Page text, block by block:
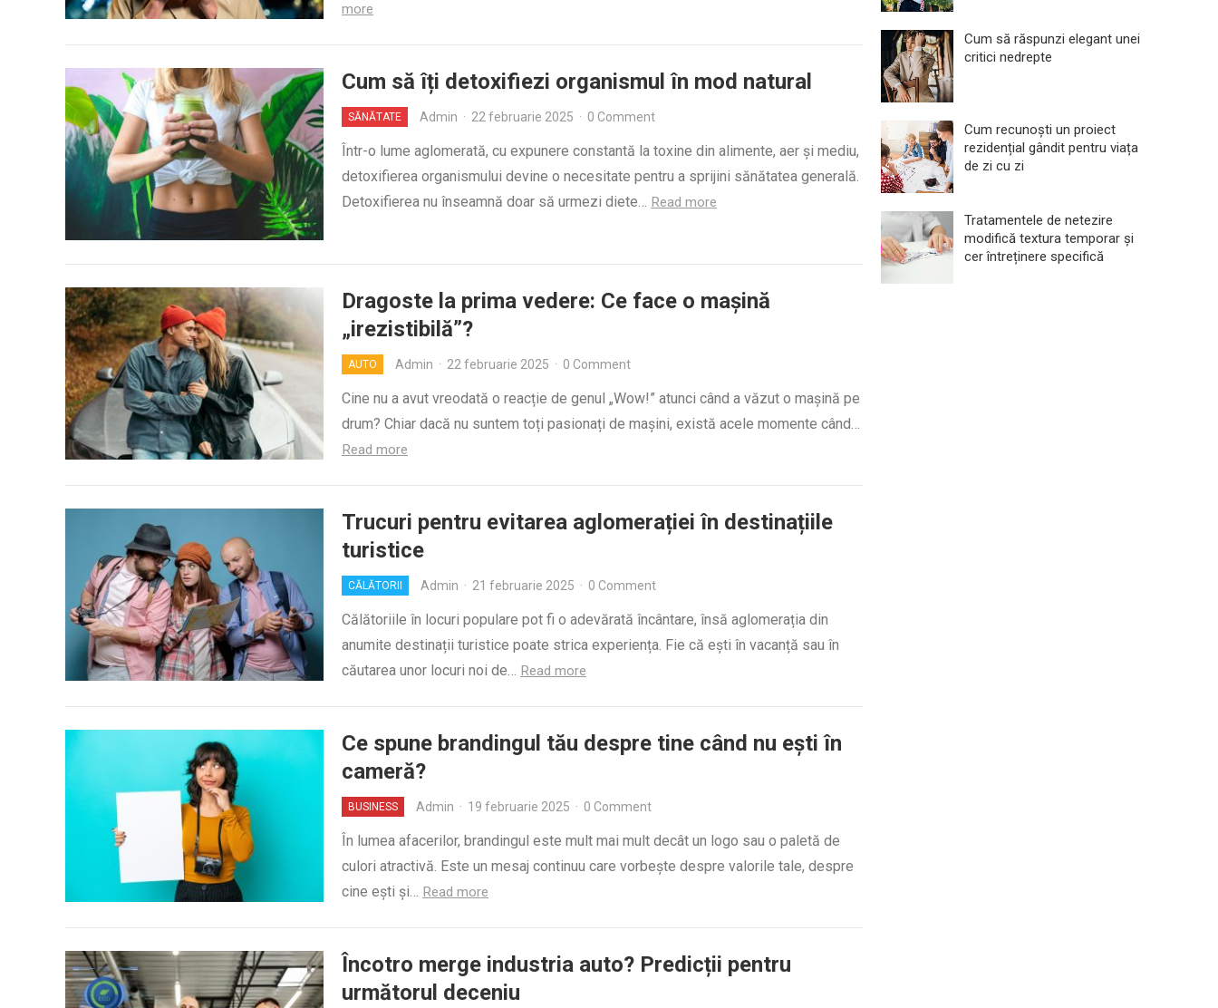
more
Cum să îți detoxifiezi organismul în mod natural
SĂNĂTATE Admin · 22 februarie 2025 · 0 Comment
Într-o lume aglomerată, cu expunere constantă la toxine din alimente, aer și mediu,
detoxifierea organismului devine o necesitate pentru a sprijini sănătatea generală.
Detoxifierea nu înseamnă doar să urmezi diete… Read more
Dragoste la prima vedere: Ce face o mașină
„irezistibilă”?
AUTO Admin · 22 februarie 2025 · 0 Comment
Cine nu a avut vreodată o reacție de genul „Wow!” atunci când a văzut o mașină pe
drum? Chiar dacă nu suntem toți pasionați de mașini, există acele momente când…
Read more
Trucuri pentru evitarea aglomerației în destinațiile
turistice
CĂLĂTORII Admin · 21 februarie 2025 · 0 Comment
Călătoriile în locuri populare pot fi o adevărată încântare, însă aglomerația din
anumite destinații turistice poate strica experiența. Fie că ești în vacanță sau în
căutarea unor locuri noi de… Read more
Ce spune brandingul tău despre tine când nu ești în
cameră?
BUSINESS Admin · 19 februarie 2025 · 0 Comment
În lumea afacerilor, brandingul este mult mai mult decât un logo sau o paletă de
culori atractivă. Este un mesaj continuu care vorbește despre valorile tale, despre
cine ești și… Read more
Încotro merge industria auto? Predicții pentru
următorul deceniu
Cum să răspunzi elegant unei
critici nedrepte
Cum recunoști un proiect
rezidențial gândit pentru viața
de zi cu zi
Tratamentele de netezire
modifică textura temporar și
cer întreținere specifică